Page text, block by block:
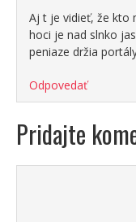
Aj t je vidieť, že kto
hoci je nad slnko
peniaze držia
Odpovedať
Pridajte